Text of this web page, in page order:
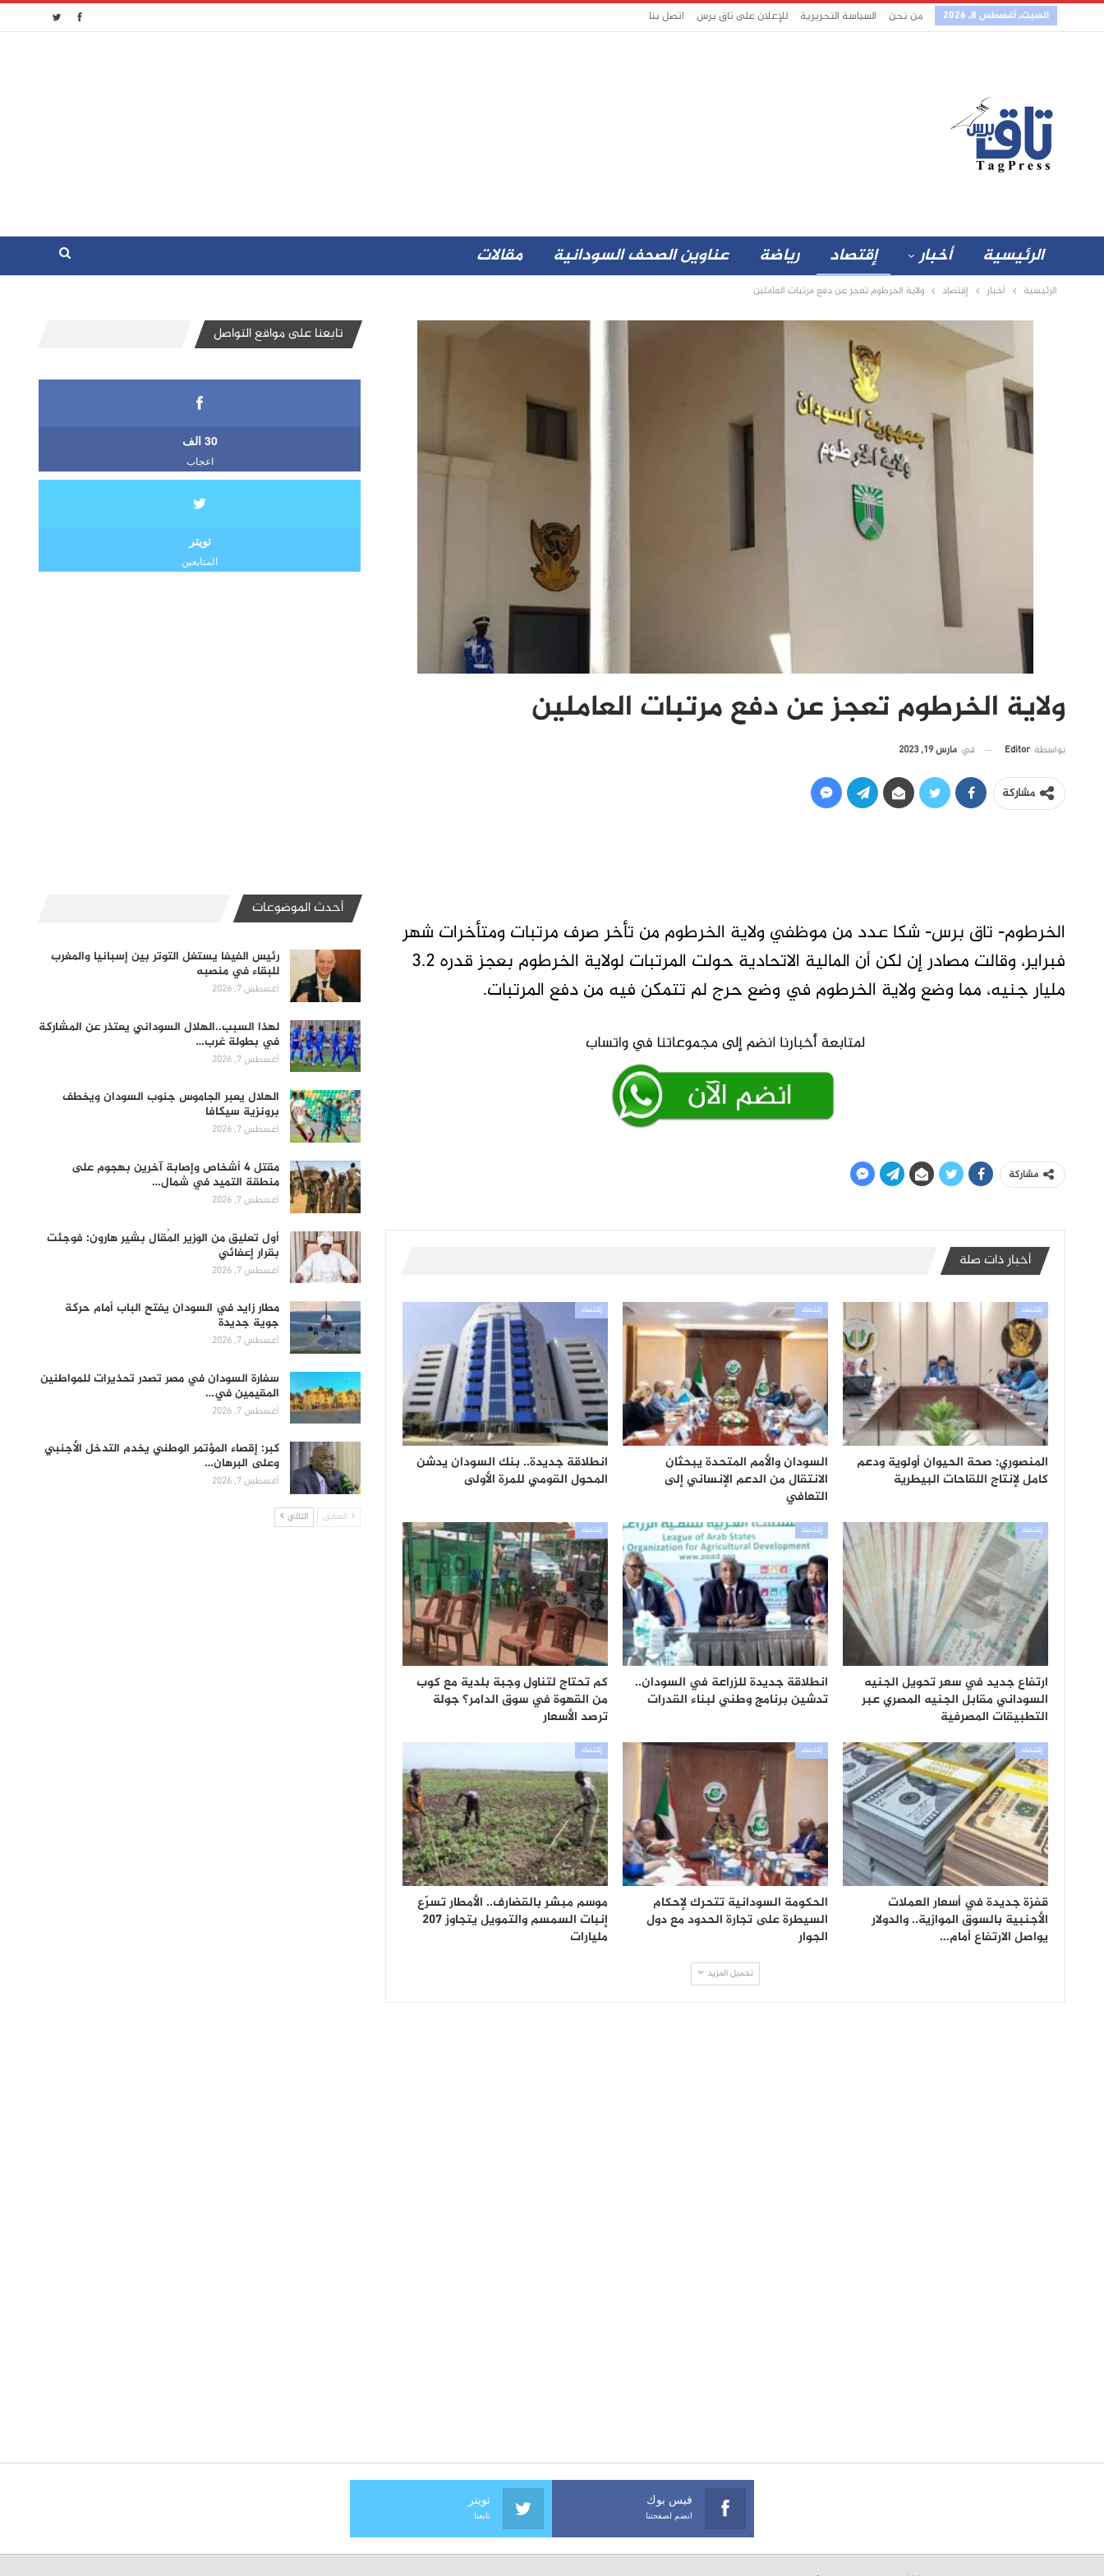
السبت, أغسطس 8, 2026 من نحن السياسة التحريرية للإعلان على تاق برس اتصل بنا
الرئيسية أخبار إقتصاد رياضة عناوين الصحف السودانية مقالات
الرئيسية أخبار إقتصاد ولاية الخرطوم تعجز عن دفع مرتبات العاملين
ولاية الخرطوم تعجز عن دفع مرتبات العاملين
بواسطة Editor في مارس 19, 2023
مشاركة
الخرطوم- تاق برس- شكا عدد من موظفي ولاية الخرطوم من تأخر صرف مرتبات ومتأخرات شهر
فبراير، وقالت مصادر إن لكن أن المالية الاتحادية حولت المرتبات لولاية الخرطوم بعجز قدره ٣.٢
مليار جنيه، مما وضع ولاية الخرطوم في وضع حرج لم تتمكن فيه من دفع المرتبات.
مشاركة
أخبار ذات صلة
إقتصاد
المنصوري: صحة الحيوان أولوية ودعم
كامل لإنتاج اللقاحات البيطرية
إقتصاد
السودان والأمم المتحدة يبحثان
الانتقال من الدعم الإنساني إلى
التعافي
إقتصاد
انطلاقة جديدة.. بنك السودان يدشن
المحول القومي للمرة الأولى
إقتصاد
ارتفاع جديد في سعر تحويل الجنيه
السوداني مقابل الجنيه المصري عبر
التطبيقات المصرفية
إقتصاد
انطلاقة جديدة للزراعة في السودان..
تدشين برنامج وطني لبناء القدرات
إقتصاد
كم تحتاج لتناول وجبة بلدية مع كوب
من القهوة في سوق الدامر؟ جولة
ترصد الأسعار
إقتصاد
قفزة جديدة في أسعار العملات
الأجنبية بالسوق الموازية.. والدولار
يواصل الارتفاع أمام…
إقتصاد
الحكومة السودانية تتحرك لإحكام
السيطرة على تجارة الحدود مع دول
الجوار
إقتصاد
موسم مبشر بالقضارف.. الأمطار تسرّع
إنبات السمسم والتمويل يتجاوز 207
مليارات
تحميل المزيد
تابعنا على مواقع التواصل
30 الف
اعجاب
تويتر
المتابعين
أحدث الموضوعات
رئيس الفيفا يستغل التوتر بين إسبانيا والمغرب
للبقاء في منصبه
أغسطس 7, 2026
لهذا السبب..الهلال السوداني يعتذر عن المشاركة
في بطولة غرب…
أغسطس 7, 2026
الهلال يعبر الجاموس جنوب السودان ويخطف
برونزية سيكافا
أغسطس 7, 2026
مقتل 4 أشخاص وإصابة آخرين بهجوم على
منطقة التميد في شمال…
أغسطس 7, 2026
أول تعليق من الوزير المُقال بشير هارون: فوجئت
بقرار إعفائي
أغسطس 7, 2026
مطار زايد في السودان يفتح الباب أمام حركة
جوية جديدة
أغسطس 7, 2026
سفارة السودان في مصر تصدر تحذيرات للمواطنين
المقيمين في…
أغسطس 7, 2026
كبر: إقصاء المؤتمر الوطني يخدم التدخل الأجنبي
وعلى البرهان…
أغسطس 7, 2026
السابق التالي
فيس بوك
انضم لصفحتنا
تويتر
تابعنا